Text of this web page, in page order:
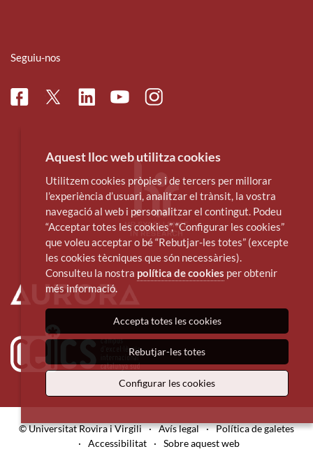
Seguiu-nos
FacebookTwitterLinkedinYoutubeInstagram
© Universitat Rovira i Virgili · Avís legal · Política de galetes
·
Accessibilitat · Sobre aquest web
Aquest lloc web utilitza cookies
Utilitzem cookies pròpies i de tercers per millorar
l’experiència d’usuari, analitzar el trànsit, la vostra
navegació al web i personalitzar el contingut. Podeu
“Acceptar totes les cookies”, “Configurar les cookies”
que voleu acceptar o bé “Rebutjar-les totes” (excepte
les cookies tècniques que són necessàries).
Consulteu la nostra política de cookies per obtenir
més informació.
Accepta totes les cookies
Rebutjar-les totes
Configurar les cookies